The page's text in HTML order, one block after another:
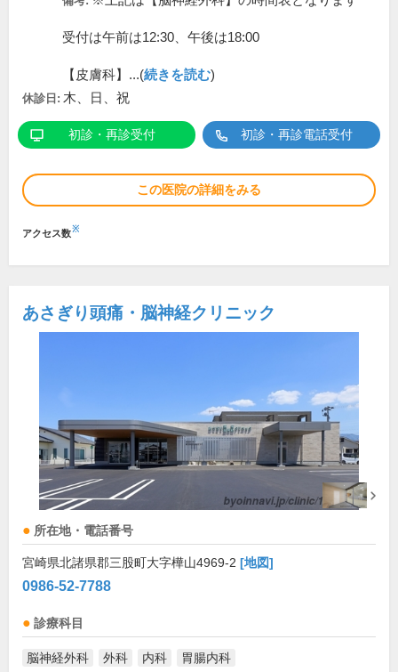
受付は午前は12:30、午後は18:00
【皮膚科】...(続きを読む)
休診日: 木、日、祝
初診・再診受付 初診・再診電話受付
この医院の詳細をみる
アクセス数※
あさぎり頭痛・脳神経クリニック
所在地・電話番号
宮崎県北諸県郡三股町大字樺山4969-2 [地図]
0986-52-7788
診療科目
脳神経外科 外科 内科 胃腸内科